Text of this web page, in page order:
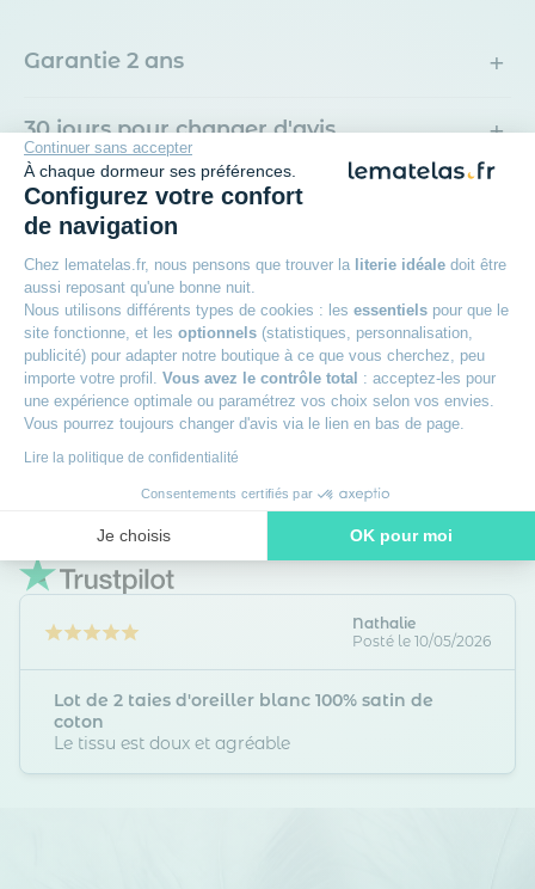
Continuer sans accepter
À chaque dormeur ses préférences.
Configurez votre confort
de navigation
Chez lematelas.fr, nous pensons que trouver la literie idéale doit être
aussi reposant qu'une bonne nuit.
Nous utilisons différents types de cookies : les essentiels pour que le
site fonctionne, et les optionnels (statistiques, personnalisation,
publicité) pour adapter notre boutique à ce que vous cherchez, peu
importe votre profil. Vous avez le contrôle total : acceptez-les pour
une expérience optimale ou paramétrez vos choix selon vos envies.
Vous pourrez toujours changer d'avis via le lien en bas de page.
Lire la politique de confidentialité
Consentements certifiés par
Je choisis OK pour moi
Axeptio consent
Plateforme de Gestion du Consentement : Personnalisez vos
Notre plateforme vous permet d'adapter et de gérer vos
Garantie 2 ans +
30 jours pour changer d'avis +
Livraison offerte dès 49€
Livraison à domicile ou en point relais +
Des experts à votre écoute
Avis des clients
Nathalie
Posté le 10/05/2026
Lot de 2 taies d'oreiller blanc 100% satin de
coton
Le tissu est doux et agréable